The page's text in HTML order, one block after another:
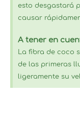
esto desgastará
causar
A tener en
La fibra de coco
de las primeras
ligeramente su